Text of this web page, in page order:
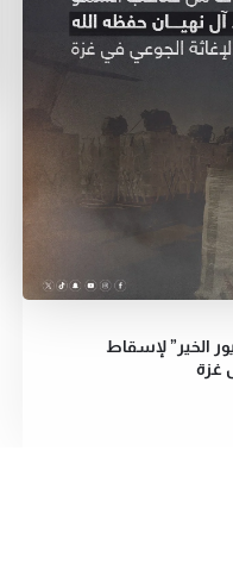
الخير” لإسقاط
غزة